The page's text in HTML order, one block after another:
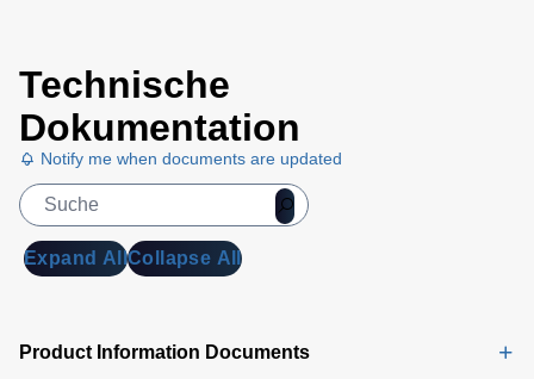
Technische
Dokumentation
Notify me when documents are updated
Expand AllCollapse All
Product Information Documents